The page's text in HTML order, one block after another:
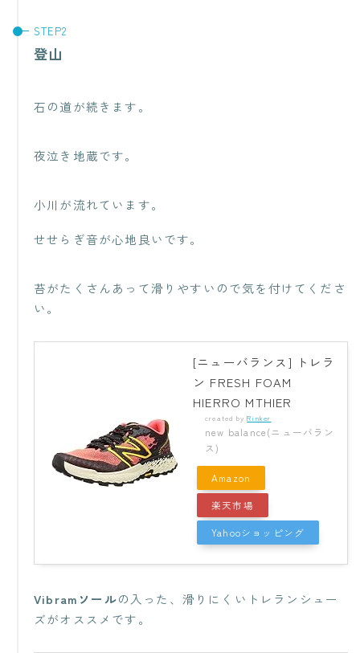
登山
石の道が続きます。
夜泣き地蔵です。
小川が流れています。
せせらぎ音が心地良いです。
苔がたくさんあって滑りやすいので気を付けてくださ
い。
[ニューバランス] トレラ
ン FRESH FOAM
HIERRO MTHIER
created byRinker
new balance(ニューバラン
ス)
Amazon
楽天市場
Yahooショッピング
Vibramソールの入った、滑りにくいトレランシュー
ズがオススメです。